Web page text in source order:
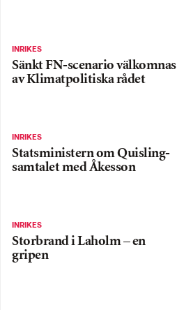
INRIKES
Sänkt FN-scenario välkomnas
av Klimatpolitiska rådet
INRIKES
Statsministern om Quisling-
samtalet med Åkesson
INRIKES
Storbrand i Laholm – en
gripen